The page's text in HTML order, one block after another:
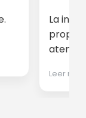
La
Leer más